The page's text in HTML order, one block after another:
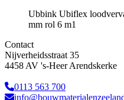
Ubbink Ubiflex
mm rol 6 m1
Contact
Nijverheidsstraat 35
4458 AV 's-Heer Arendskerke
0113 563 700